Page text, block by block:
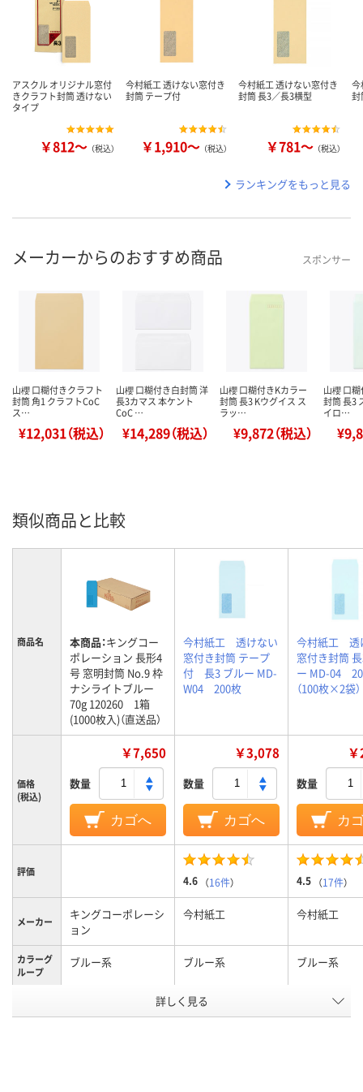
アスクル オリジナル窓付
きクラフト封筒 透けない
タイプ
￥812～ （税込）
今村紙工 透けない窓付き
封筒 テープ付
￥1,910～ （税込）
今村紙工 透けない窓付き
封筒 長3／長3横型
￥781～ （税込）
今
封
ランキングをもっと見る
メーカーからのおすすめ商品 スポンサー
山櫻 口糊付きクラフト
封筒 角1 クラフトCoC
ス…
¥12,031（税込）
山櫻 口糊付き白封筒 洋
長3カマス 本ケント
CoC …
¥14,289（税込）
山櫻 口糊付きKカラー
封筒 長3 Kウグイス ス
ラッ…
¥9,872（税込）
山櫻 口
封筒 長3
イロ…
類似商品と比較
商品名 本商品：キングコー
ポレーション 長形4
号 窓明封筒 No.9 枠
ナシライトブルー
70g 120260 1箱
(1000枚入)（直送品）
今村紙工 透けない
窓付き封筒 テープ
付 長3 ブルー MD-
W04 200枚
今村紙工 透
窓付き封筒
ー MD-04
（100枚×2袋）
価格
(税込)
￥7,650
数量
カゴへ
￥3,078
数量
カゴへ
数量
カ
評価
4.6 （16件） 4.5 （17件）
メーカー
キングコーポレーシ
ョン
今村紙工 今村紙工
カラーグ
ループ
ブルー系 ブルー系 ブルー系
テープ付 テープなし
詳しく見る